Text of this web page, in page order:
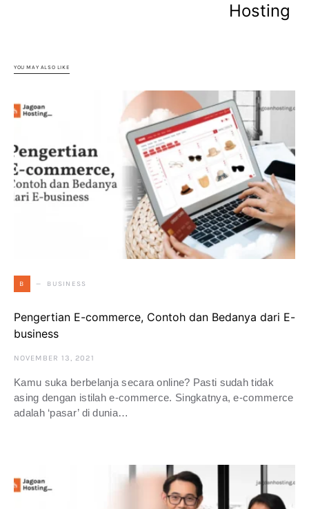
Hosting
YOU MAY ALSO LIKE
B BUSINESS
Pengertian E-commerce, Contoh dan Bedanya dari E-
business
NOVEMBER 13, 2021
Kamu suka berbelanja secara online? Pasti sudah tidak
asing dengan istilah e-commerce. Singkatnya, e-commerce
adalah ‘pasar’ di dunia…